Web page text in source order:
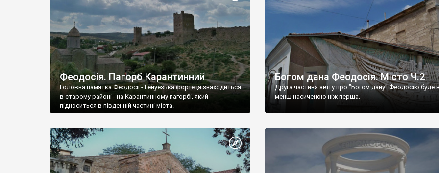
Феодосія. Пагорб Карантинний
Головна памятка Феодосії - Генуезька фортеця знаходиться
в старому районі - на Карантинному пагорбі, який
підноситься в південній частині міста.
Богом дана Феодосія. Місто Ч.2
Друга частина звіту про "Богом дану" Феодосію буде
менш насиченою ніж перша.